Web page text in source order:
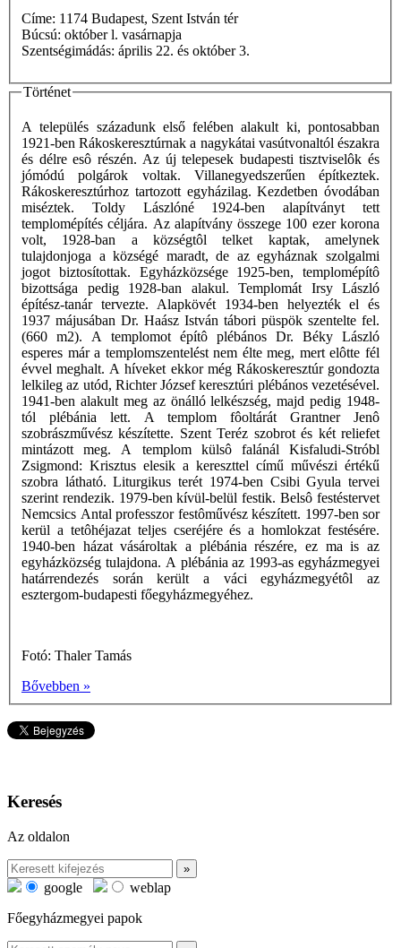
Címe: 1174 Budapest, Szent István tér
Búcsú: október l. vasárnapja
Szentségimádás: április 22. és október 3.
Történet
A település századunk első felében alakult ki, pontosabban
1921-ben Rákoskeresztúrnak a nagykátai vasútvonaltól északra
és délre esô részén. Az új telepesek budapesti tisztviselôk és
jómódú polgárok voltak. Villanegyedszerűen építkeztek.
Rákoskeresztúrhoz tartozott egyházilag. Kezdetben óvodában
miséztek. Toldy Lászlóné 1924-ben alapítványt tett
templomépítés céljára. Az alapítvány összege 100 ezer korona
volt, 1928-ban a községtôl telket kaptak, amelynek
tulajdonjoga a községé maradt, de az egyháznak szolgalmi
jogot biztosítottak. Egyházközsége 1925-ben, templomépítô
bizottsága pedig 1928-ban alakul. Templomát Irsy László
építész-tanár tervezte. Alapkövét 1934-ben helyezték el és
1937 májusában Dr. Haász István tábori püspök szentelte fel.
(660 m2). A templomot építô plébános Dr. Béky László
esperes már a templomszentelést nem élte meg, mert elôtte fél
évvel meghalt. A híveket ekkor még Rákoskeresztúr gondozta
lelkileg az utód, Richter József keresztúri plébános vezetésével.
1941-ben alakult meg az önálló lelkészség, majd pedig 1948-
tól plébánia lett. A templom fôoltárát Grantner Jenô
szobrászművész készítette. Szent Teréz szobrot és két reliefet
mintázott meg. A templom külsô falánál Kisfaludi-Stróbl
Zsigmond: Krisztus elesik a kereszttel című művészi értékű
szobra látható. Liturgikus terét 1974-ben Csibi Gyula tervei
szerint rendezik. 1979-ben kívül-belül festik. Belsô festéstervet
Nemcsics Antal professzor festôművész készített. 1997-ben sor
kerül a tetôhéjazat teljes cseréjére és a homlokzat festésére.
1940-ben házat vásároltak a plébánia részére, ez ma is az
egyházközség tulajdona. A plébánia az 1993-as egyházmegyei
határrendezés során került a váci egyházmegyétôl az
esztergom-budapesti főegyházmegyéhez.
Fotó: Thaler Tamás
Bővebben »
Keresés
Az oldalon
google
weblap
Főegyházmegyei papok